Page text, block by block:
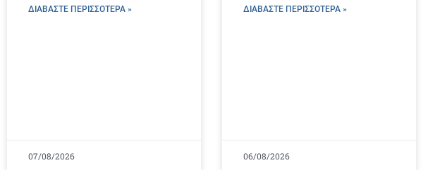
ΔΙΑΒΑΣΤΕ ΠΕΡΙΣΣΌΤΕΡΑ »
07/08/2026
ΔΙΑΒΑΣΤΕ ΠΕΡΙΣΣΌΤΕΡΑ »
06/08/2026